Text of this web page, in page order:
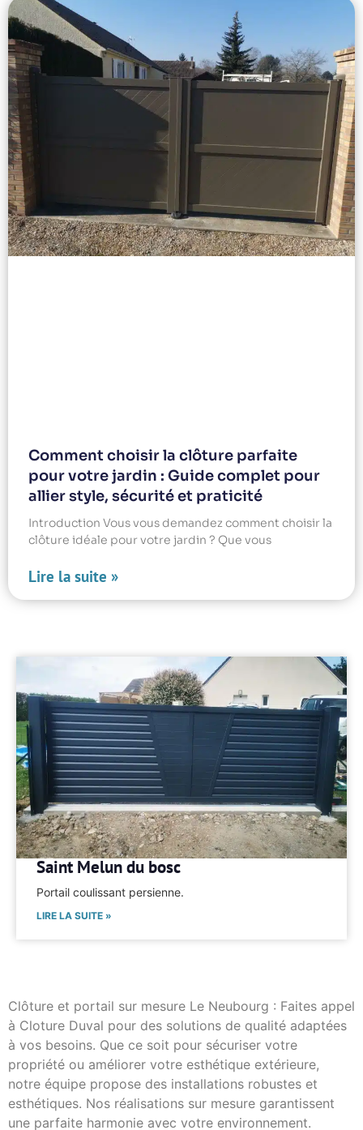
Comment choisir la clôture parfaite
pour votre jardin : Guide complet pour
allier style, sécurité et praticité
Introduction Vous vous demandez comment choisir la
clôture idéale pour votre jardin ? Que vous
Lire la suite »
Saint Melun du bosc
Portail coulissant persienne.
LIRE LA SUITE »
Clôture et portail sur mesure Le Neubourg : Faites appel
à Cloture Duval pour des solutions de qualité adaptées
à vos besoins. Que ce soit pour sécuriser votre
propriété ou améliorer votre esthétique extérieure,
notre équipe propose des installations robustes et
esthétiques. Nos réalisations sur mesure garantissent
une parfaite harmonie avec votre environnement.